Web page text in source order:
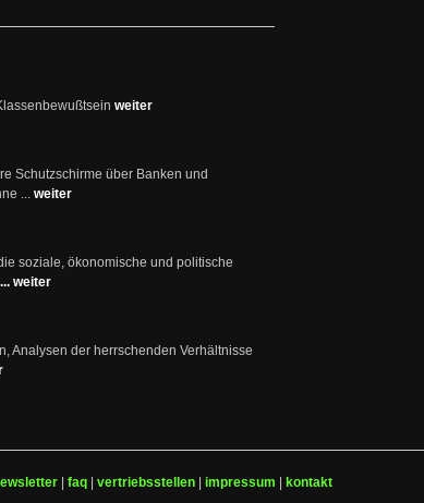
weiter
Schutzschirme über Banken und
... weiter
soziale, ökonomische und politische
... weiter
Analysen der herrschenden Verhältnisse
faq vertriebsstellen impressum
kontakt